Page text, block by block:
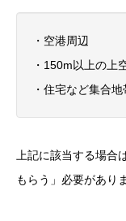
・空港周辺
・150m以上の上
・住宅など集合地
上記に該当する場合
もらう」必要があり